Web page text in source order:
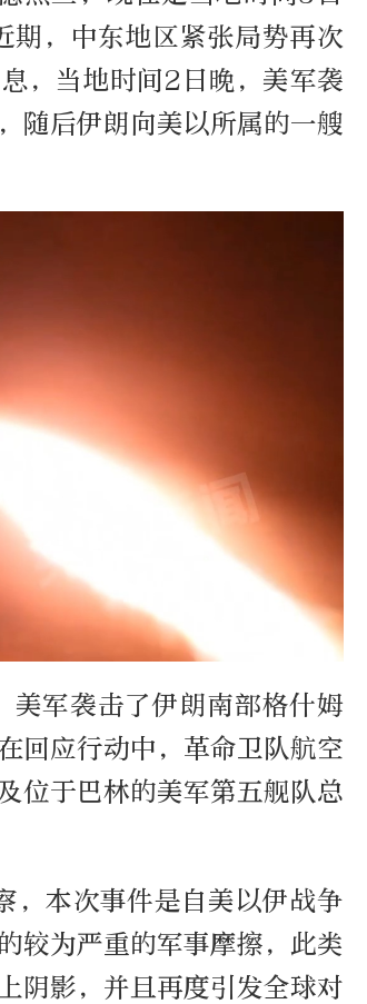
，中东地区紧张局势再次
，当地时间2日晚，美军袭
随后伊朗向美以所属的一艘
美军袭击了伊朗南部格什姆
回应行动中，革命卫队航空
位于巴林的美军第五舰队总
，本次事件是自美以伊战争
较为严重的军事摩擦，此类
阴影，并且再度引发全球对